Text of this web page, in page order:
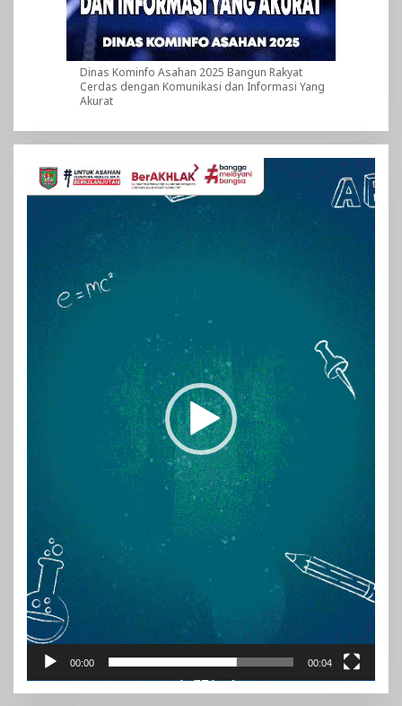
Dinas Kominfo Asahan 2025 Bangun Rakyat
Cerdas dengan Komunikasi dan Informasi Yang
Akurat
Pemutar
Video
00:00 00:04